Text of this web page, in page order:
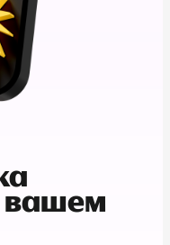
вашем